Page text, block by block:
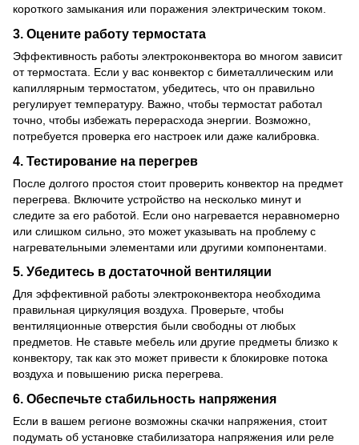
короткого замыкания или поражения электрическим током.
3. Оцените работу термостата
Эффективность работы электроконвектора во многом зависит
от термостата. Если у вас конвектор с биметаллическим или
капиллярным термостатом, убедитесь, что он правильно
регулирует температуру. Важно, чтобы термостат работал
точно, чтобы избежать перерасхода энергии. Возможно,
потребуется проверка его настроек или даже калибровка.
4. Тестирование на перегрев
После долгого простоя стоит проверить конвектор на предмет
перегрева. Включите устройство на несколько минут и
следите за его работой. Если оно нагревается неравномерно
или слишком сильно, это может указывать на проблему с
нагревательными элементами или другими компонентами.
5. Убедитесь в достаточной вентиляции
Для эффективной работы электроконвектора необходима
правильная циркуляция воздуха. Проверьте, чтобы
вентиляционные отверстия были свободны от любых
предметов. Не ставьте мебель или другие предметы близко к
конвектору, так как это может привести к блокировке потока
воздуха и повышению риска перегрева.
6. Обеспечьте стабильность напряжения
Если в вашем регионе возможны скачки напряжения, стоит
подумать об установке стабилизатора напряжения или реле